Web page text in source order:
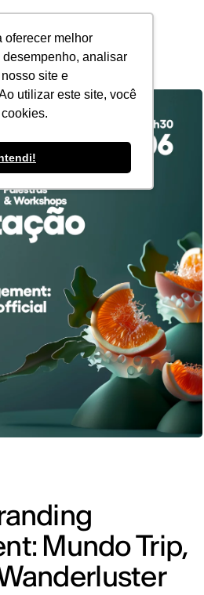
oferecer melhor
analisar
site e
utilizar este site, você
Mundo Trip,